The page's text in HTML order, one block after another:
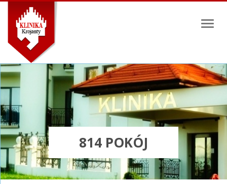
Toggle
814 POKÓJ